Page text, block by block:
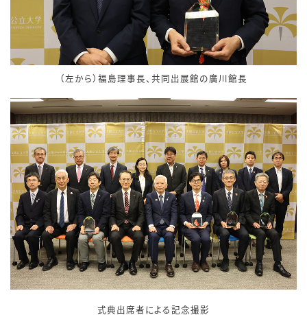
（左から）福島理事長、共同出展館の廣川館長
式典出席者による記念撮影